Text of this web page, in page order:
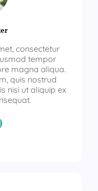
consectetur
tempor
magna aliqua.
quis nostrud
nisi ut aliquip ex